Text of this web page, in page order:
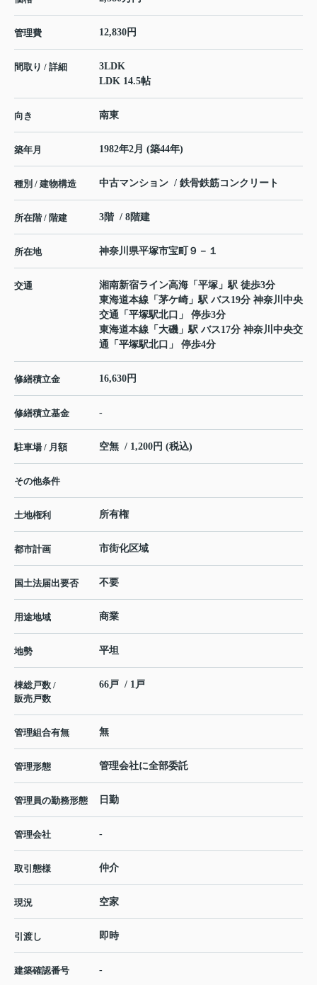
管理費 12,830円
間取り / 詳細
3LDK
LDK 14.5帖
向き 南東
築年月 1982年2月 (築44年)
種別 / 建物構造 中古マンション / 鉄骨鉄筋コンクリート
所在階 / 階建 3階 / 8階建
所在地 神奈川県平塚市宝町 ９－１
交通 湘南新宿ライン高海 「 平塚 」駅 徒歩3分
東海道本線 「 茅ケ崎 」駅 バス19分 神奈川中央
交通「平塚駅北口」 停歩3分
東海道本線 「 大磯 」駅 バス17分 神奈川中央交
通「平塚駅北口」 停歩4分
修繕積立金 16,630円
修繕積立基金 -
駐車場 / 月額 空無 / 1,200円 (税込)
その他条件
土地権利 所有権
都市計画 市街化区域
国土法届出要否 不要
用途地域 商業
地勢 平坦
棟総戸数 /
販売戸数
66戸 / 1戸
管理組合有無 無
管理形態 管理会社に全部委託
管理員の勤務形態 日勤
管理会社 -
取引態様 仲介
現況 空家
引渡し 即時
建築確認番号 -